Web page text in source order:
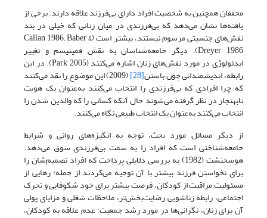
محققان همچنین به شخصیت افراد دارای بی‌فرزند علاقه‌ دارند. برخی از
یافته‌ها نشان می‌دهد که بی‌فرزندی در میان زنانی که خیلی در بند
نقش‌های جنسیتی مرسوم نیستند، بیشتر است (Callan 1986; Baber &
Dreyer 1986). دیگر جامعه‌شناسان به نقش فمینیسم و تغییر
ایدئولوژی در مورد نقش‌های زنان اشاره می‌کنند (Park 2005). در این
رابطه، اندیشمندانی چون باستن[28] (2009) این موضوع را نقد می‌کنند
که چرا افرادی که بی‌فرزندی را انتخاب می‌کنند به‌عنوان یک هویت
نابهنجار در نظر گرفته می‌شوند حال آنکه کسانی را که والدین شدن را
انتخاب می‌کنند به‌عنوان یک انتخاب طبیعی نگاه می‌کنند.
از دیگر مسائل مورد بحث، توجه به انگیزه‌های روانی و شرایط
جامعه‌شناختی است که افراد را به سمت بی‌فرزندی سوق می‌دهد.
هوسخنشت (1982) به بررسی دلایلی پرداخت که افراد تصمیم‌شان را
برای نخواستن فرزند بیشتر با آن توجیه می‌کردند از جمله: رهایی از
مسئولیت مراقبت از کودکان، فرصت بیشتر برای خود شکوفایی و تحرک
اجتماعی، رابطه زناشویی رضایت‌بخش‌تر، ملاحظات شغلی و مزایای پولی
آن برای زنان، نگرانی‌ها در مورد رشد جمعیت؛ عدم علاقه به کودکان،